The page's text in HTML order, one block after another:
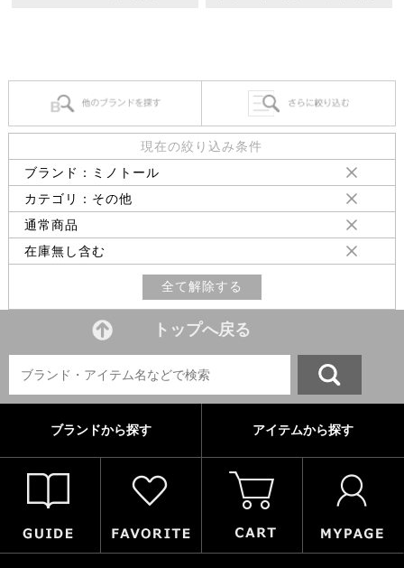
現在の絞り込み条件
ブランド：ミノトール
カテゴリ：その他
通常商品
在庫無し含む
全て解除する
トップへ戻る
ブランドから探す アイテムから探す